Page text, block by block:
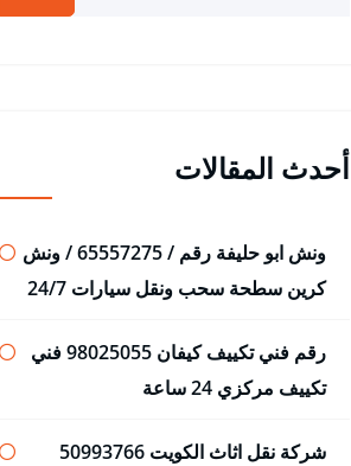
أحدث المقالات
ونش ابو حليفة رقم / 65557275 / ونش
كرين سطحة سحب ونقل سيارات 24/7
رقم فني تكييف كيفان 98025055 فني
تكييف مركزي 24 ساعة
شركة نقل اثاث الكويت 50993766